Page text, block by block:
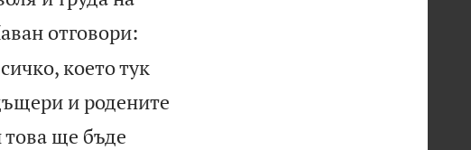
отговори:
което тук
и родените
това ще бъде